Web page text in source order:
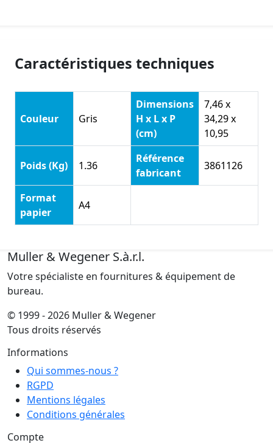
Caractéristiques techniques
Couleur Gris
Dimensions
H x L x P
(cm)
7,46 x
34,29 x
10,95
Poids (Kg) 1.36
Référence
fabricant
3861126
Format
papier
A4
Muller & Wegener S.à.r.l.
Votre spécialiste en fournitures & équipement de
bureau.
© 1999 - 2026 Muller & Wegener
Tous droits réservés
Informations
Qui sommes-nous ?
RGPD
Mentions légales
Conditions générales
Compte